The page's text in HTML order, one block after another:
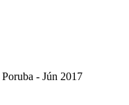
- Jún 2017